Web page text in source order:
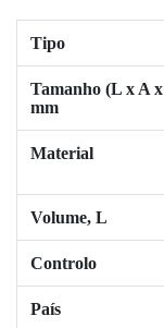
Tipo
Tamanho (L x A
mm
Material
Volume, L
Controlo
País